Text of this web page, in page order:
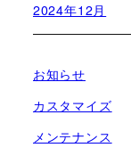
2024年12月
お知らせ
カスタマイズ
メンテナンス